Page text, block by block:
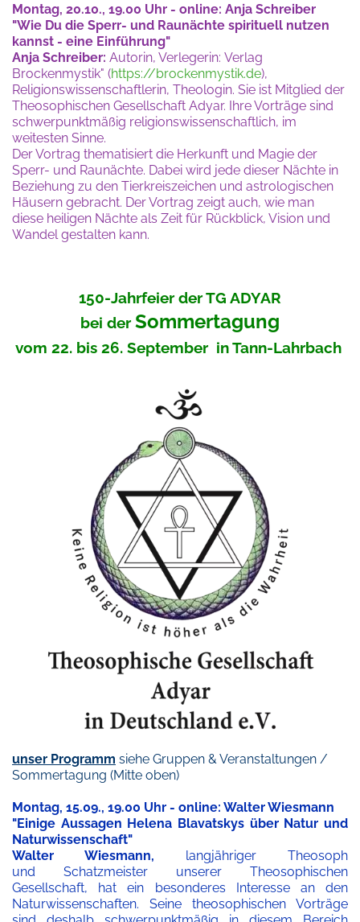
Montag, 20.10., 19.00 Uhr - online: Anja Schreiber
"Wie Du die Sperr- und Raunächte spirituell nutzen
kannst - eine Einführung"
Anja Schreiber: Autorin, Verlegerin: Verlag
Brockenmystik" (https://brockenmystik.de),
Religionswissenschaftlerin, Theologin. Sie ist Mitglied der
Theosophischen Gesellschaft Adyar. Ihre Vorträge sind
schwerpunktmäßig religionswissenschaftlich, im
weitesten Sinne.
Der Vortrag thematisiert die Herkunft und Magie der
Sperr- und Raunächte. Dabei wird jede dieser Nächte in
Beziehung zu den Tierkreiszeichen und astrologischen
Häusern gebracht. Der Vortrag zeigt auch, wie man
diese heiligen Nächte als Zeit für Rückblick, Vision und
Wandel gestalten kann.
150-Jahrfeier der TG ADYAR
bei derSommertagung
vom 22. bis 26. September in Tann-Lahrbach
unser Programm siehe Gruppen & Veranstaltungen /
Sommertagung (Mitte oben)
Montag, 15.09., 19.00 Uhr - online: Walter Wiesmann
"Einige Aussagen Helena Blavatskys über Natur und
Naturwissenschaft"
Walter Wiesmann, langjähriger Theosoph
und Schatzmeister unserer Theosophischen
Gesellschaft, hat ein
besonderes Interesse an den
Naturwissenschaften. Seine theosophischen Vorträge